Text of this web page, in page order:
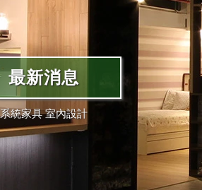
最新消息
系統家具 室內設計